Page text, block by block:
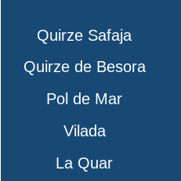
Quirze Safaja
Quirze de Besora
Pol de Mar
Vilada
La Quar